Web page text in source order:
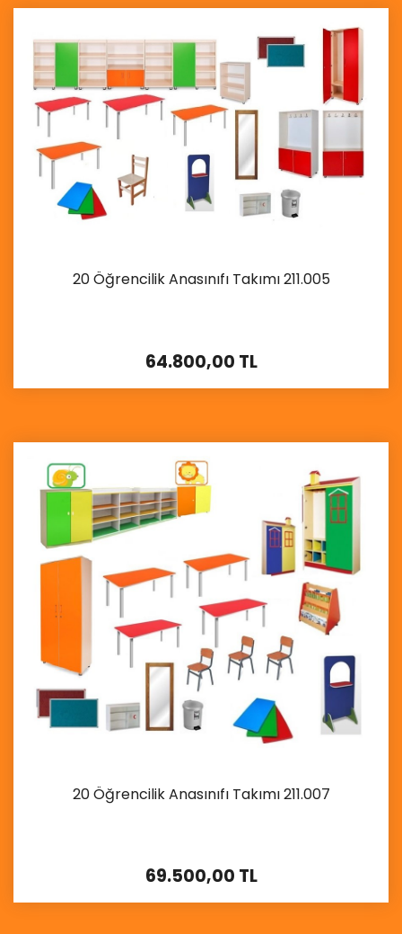
20 Öğrencilik Anasınıfı Takımı 211.005
64.800,00 TL
İncele
20 Öğrencilik Anasınıfı Takımı 211.007
69.500,00 TL
İncele